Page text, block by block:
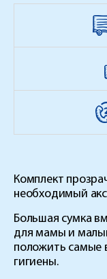
Комплект
необходимый
Большая сумка
для мамы и
положить самые
гигиены.